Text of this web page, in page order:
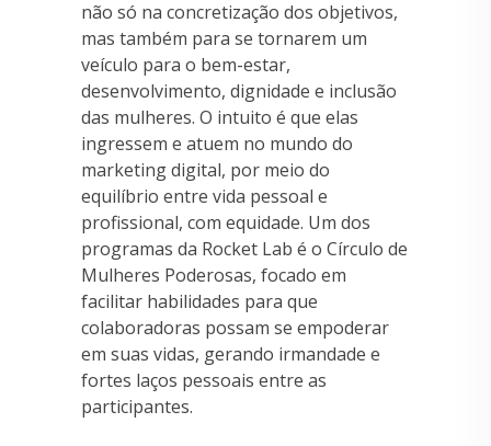
não só na concretização dos objetivos,
mas também para se tornarem um
veículo para o bem-estar,
desenvolvimento, dignidade e inclusão
das mulheres. O intuito é que elas
ingressem e atuem no mundo do
marketing digital, por meio do
equilíbrio entre vida pessoal e
profissional, com equidade. Um dos
programas da Rocket Lab é o Círculo de
Mulheres Poderosas, focado em
facilitar habilidades para que
colaboradoras possam se empoderar
em suas vidas, gerando irmandade e
fortes laços pessoais entre as
participantes.